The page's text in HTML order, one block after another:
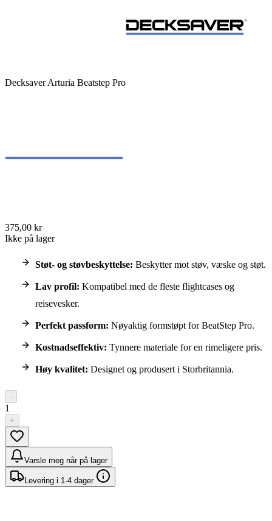
Decksaver Arturia Beatstep Pro
375,00 kr
Ikke på lager
Støt- og støvbeskyttelse: Beskytter mot støv, væske og støt.
Lav profil: Kompatibel med de fleste flightcases og
reisevesker.
Perfekt passform: Nøyaktig formstøpt for BeatStep Pro.
Kostnadseffektiv: Tynnere materiale for en rimeligere pris.
Høy kvalitet: Designet og produsert i Storbritannia.
-
1
+
Varsle meg når på lager
Levering i 1-4 dager